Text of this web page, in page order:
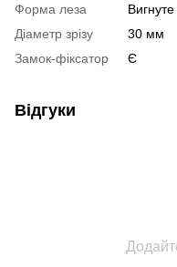
Форма леза
Діаметр зрізу
30 мм
Замок-фіксатор
Є
Відгуки